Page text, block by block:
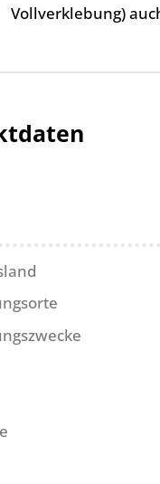
Vollverklebung)